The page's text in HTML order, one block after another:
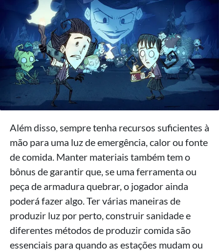
Além disso, sempre tenha recursos suficientes à
mão para uma luz de emergência, calor ou fonte
de comida. Manter materiais também tem o
bônus de garantir que, se uma ferramenta ou
peça de armadura quebrar, o jogador ainda
poderá fazer algo. Ter várias maneiras de
produzir luz por perto, construir sanidade e
diferentes métodos de produzir comida são
essenciais para quando as estações mudam ou